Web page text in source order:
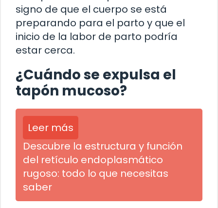
signo de que el cuerpo se está
preparando para el parto y que el
inicio de la labor de parto podría
estar cerca.
¿Cuándo se expulsa el
tapón mucoso?
Leer más
Descubre la estructura y función
del retículo endoplasmático
rugoso: todo lo que necesitas
saber